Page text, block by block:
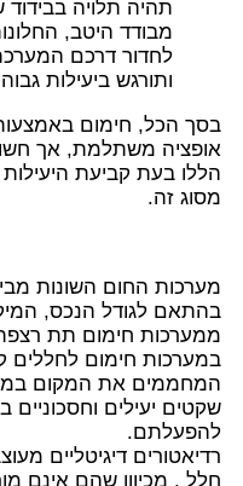
תהיה תלויה
מבודד היטב,
לחדור דרכם
ותורגש ביעילות
בסך הכל, חימום
אופציה משתלמת, אך
הללו בעת קביעת
מסוג זה.
מערכות החום השונות
בהתאם לגודל הנכס,
ממערכות חימום תת
במערכות חימום לחללים
המחממים את המקום
שקטים יעילים
להפעלתם.
רדיאטורים דיגיטליים
חלל , מכיוון שהם אינם